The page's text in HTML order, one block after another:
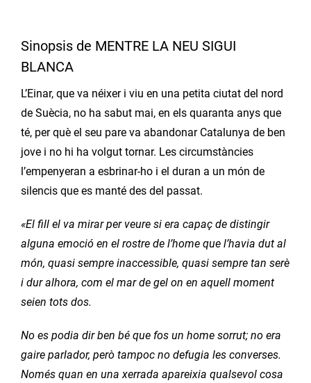
Sinopsis de MENTRE LA NEU SIGUI
BLANCA
L’Einar, que va néixer i viu en una petita ciutat del nord
de Suècia, no ha sabut mai, en els quaranta anys que
té, per què el seu pare va abandonar Catalunya de ben
jove i no hi ha volgut tornar. Les circumstàncies
l’empenyeran a esbrinar-ho i el duran a un món de
silencis que es manté des del passat.
«El fill el va mirar per veure si era capaç de distingir
alguna emoció en el rostre de l’home que l’havia dut al
món, quasi sempre inaccessible, quasi sempre tan serè
i dur alhora, com el mar de gel on en aquell moment
seien tots dos.
No es podia dir ben bé que fos un home sorrut; no era
gaire parlador, però tampoc no defugia les converses.
Només quan en una xerrada apareixia qualsevol cosa